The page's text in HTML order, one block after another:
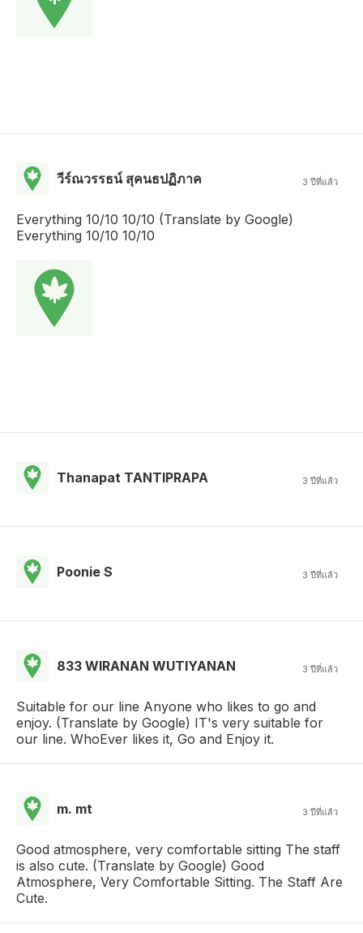
วีร์ณวรรธน์ สุคนธปฏิภาค 3 ปีที่แล้ว
Everything 10/10 10/10 (Translate by Google)
Everything 10/10 10/10
Thanapat TANTIPRAPA 3 ปีที่แล้ว
Poonie S 3 ปีที่แล้ว
833 WIRANAN WUTIYANAN 3 ปีที่แล้ว
Suitable for our line Anyone who likes to go and
enjoy. (Translate by Google) IT's very suitable for
our line. WhoEver likes it, Go and Enjoy it.
m. mt 3 ปีที่แล้ว
Good atmosphere, very comfortable sitting The staff
is also cute. (Translate by Google) Good
Atmosphere, Very Comfortable Sitting. The Staff Are
Cute.